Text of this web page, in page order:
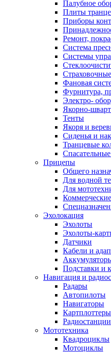
Палубное
Плиты
Приборы
Ремонт,
Система
Системы
Фановая
Фурнитура,
Электро-
Якорно-
Тенты
Якоря и
Сиденья и
Транцевые
Прицепы
Общего
Для водной
Для
Коммерческие
Эхолокация
Эхолоты
Эхолоты-
Датчики
Кабели и
Подставки и
Навигация и
Радары
Автопилоты
Навигаторы
Картплоттеры
Радиостанции
Мототехника
Квадроциклы
Мотоциклы